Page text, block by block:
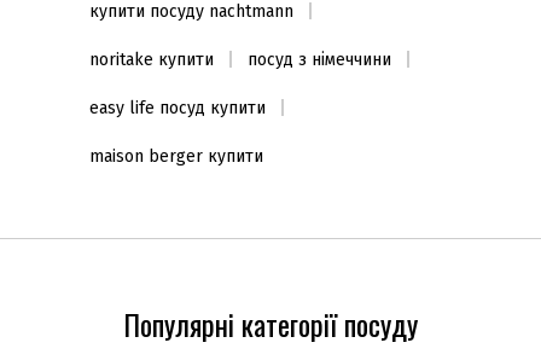
купити посуду nachtmann
noritake купити посуд з німеччини
easy life посуд купити
maison berger купити
Популярні категорії посуду